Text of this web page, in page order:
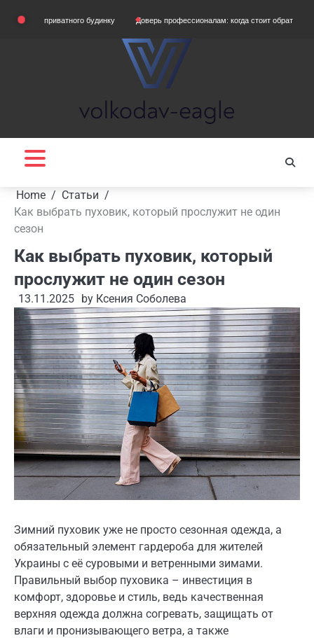
приватного будинку Доверь профессионалам: когда стоит обратиться в
Home
Статьи
Как выбрать пуховик, который прослужит не один
сезон
Как выбрать пуховик, который
прослужит не один сезон
13.11.2025 by Ксения Соболева
Зимний пуховик уже не просто сезонная одежда, а
обязательный элемент гардероба для жителей
Украины с её суровыми и ветренными зимами.
Правильный выбор пуховика – инвестиция в
комфорт, здоровье и стиль, ведь качественная
верхняя одежда должна согревать, защищать от
влаги и пронизывающего ветра, а также